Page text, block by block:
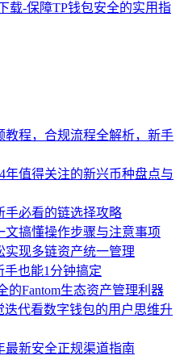
载-保障TP钱包安全的实用指
教程，合规流程全解析，新手
年值得关注的新兴币种盘点与
手必看的链选择攻略
文搞懂操作步骤与注意事项
实现多链资产统一管理
手也能1分钟搞定
的Fantom生态资产管理利器
代看数字钱包的用户思维升
最新安全正规渠道指南